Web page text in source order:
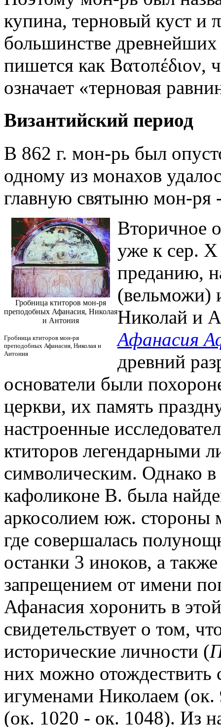
купина, терновый куст и
большинстве
пишется как Βατοπέδιον,
означает «терновая
Византийский период
В 862 г. мон-рь был
одному из монахов
главную святыню мон-
Гробница ктиторов мон-ря
преподобных Афанасия, Николая
и Антония
Гробница ктиторов мон-ря
преподобных Афанасия, Николая и
Антония
Вторичное
уже к сер.
преданию,
(вельможи)
Николай и
Афанасия
древний
основатели были
церкви, их память
настроенные
ктиторов легендарными
символическим. Однако в
кафоликоне В. была
аркосолием юж. стороны
где совершалась
останки 3 иноков, а
запрещением от имени
Афанасия хоронить в
свидетельствует о том,
исторические личности (
них можно отождествить
игуменами Николаем
(ок. 1020 - ок. 1048). Из